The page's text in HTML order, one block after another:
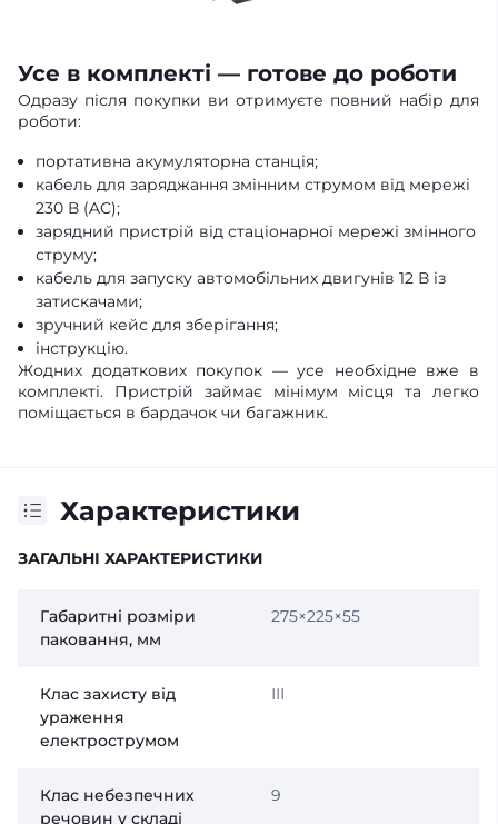
Усе в комплекті — готове до роботи
Одразу після покупки ви отримуєте повний набір для
роботи:
портативна акумуляторна станція;
кабель для заряджання змінним струмом від мережі
230 В (AC);
зарядний пристрій від стаціонарної мережі змінного
струму;
кабель для запуску автомобільних двигунів 12 В із
затискачами;
зручний кейс для зберігання;
інструкцію.
Жодних додаткових покупок — усе необхідне вже в
комплекті. Пристрій займає мінімум місця та легко
поміщається в бардачок чи багажник.
Характеристики
ЗАГАЛЬНІ ХАРАКТЕРИСТИКИ
Габаритні розміри
паковання, мм
275×225×55
Клас захисту від
ураження
електрострумом
ІІІ
Клас небезпечних
речовин у складі
9